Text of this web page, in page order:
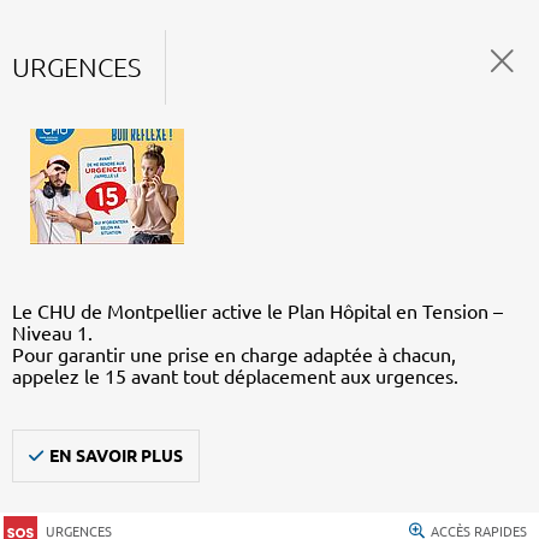
URGENCES
Le CHU de Montpellier active le Plan Hôpital en Tension –
Niveau 1.
Pour garantir une prise en charge adaptée à chacun,
appelez le 15 avant tout déplacement aux urgences.
EN SAVOIR PLUS
URGENCES ACCÈS RAPIDES